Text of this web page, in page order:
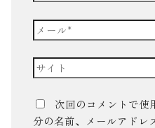
次回のコメントで使
分の名前、メールアドレ